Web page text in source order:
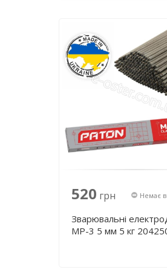
520 грн Немає в
Зварювальні
МР-3 5 мм 5 кг